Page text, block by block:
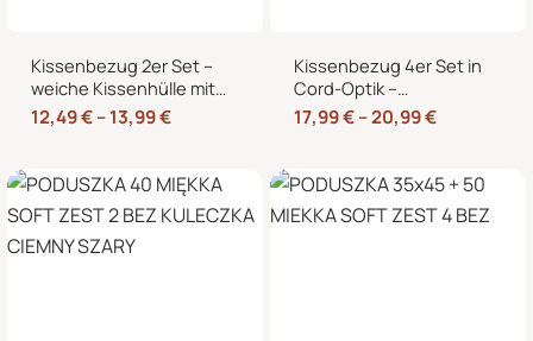
Kissenbezug 2er Set –
weiche Kissenhülle mit
Hotelverschluss,
zweifarbig, ohne Füllung
12,49€–13,99€
Kissenbezug 4er Set in
Cord-Optik –
Zierkissenbezüge ohne
Reißverschluss mit
45×45 und 50×50 cm
17,99€–20,99€